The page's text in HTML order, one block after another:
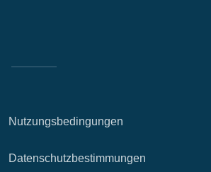
Nutzungsbedingungen
Datenschutzbestimmungen